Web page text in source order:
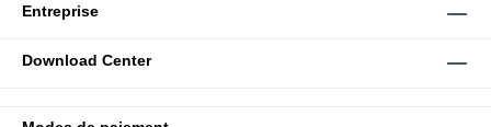
Entreprise
Download Center